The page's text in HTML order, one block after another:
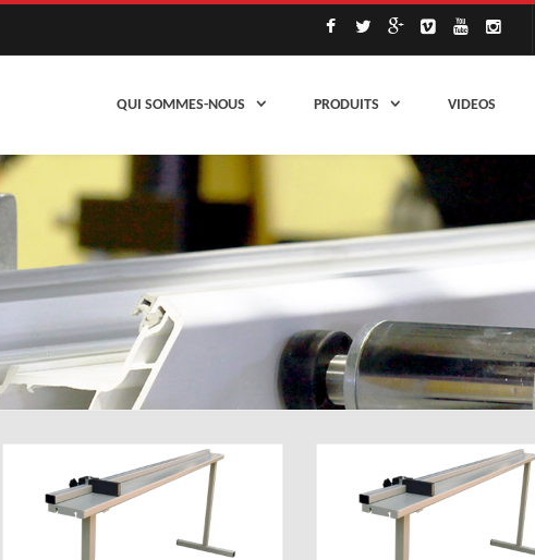
QUI SOMMES-NOUS PRODUITS VIDEOS